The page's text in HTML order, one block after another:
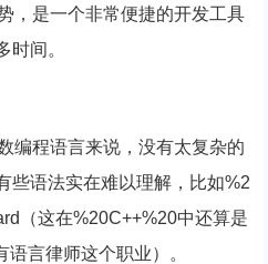
，是一个非常便捷的开发工具
时间。
编程语言来说，没有太复杂的
些语法实在难以理解，比如%2
（这在%20C++%20中还算是
言律师这个职业）。